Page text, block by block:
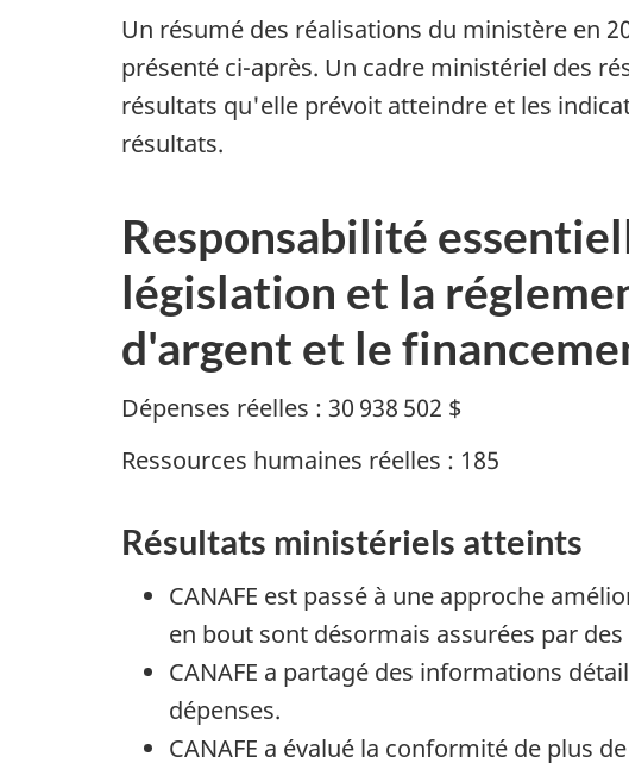
Un résumé des réalisations du ministère en
présenté ci-après. Un cadre ministériel des
résultats qu'elle prévoit atteindre et les
résultats.
Responsabilité
législation et la
d'argent et le
Dépenses réelles : 30 938 502 $
Ressources humaines réelles : 185
Résultats ministériels atteints
CANAFE est passé à une approche
en bout sont désormais assurées par
CANAFE a partagé des informations
dépenses.
CANAFE a évalué la conformité de plus